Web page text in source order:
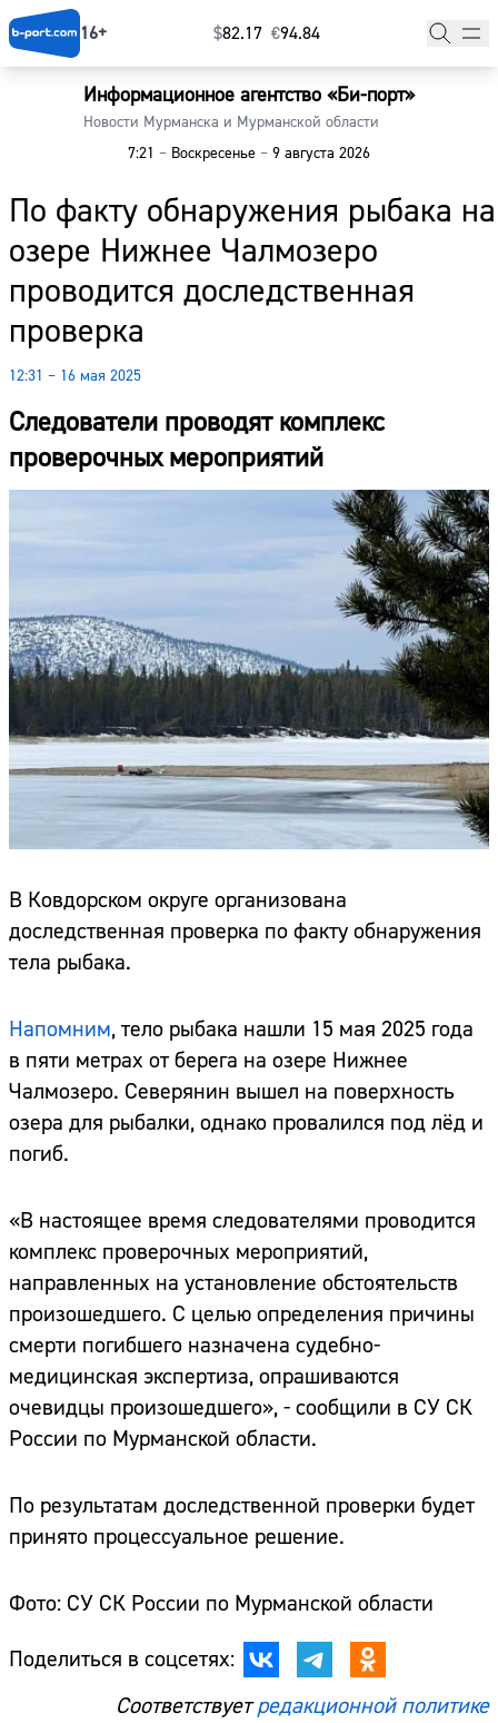
16+ $⁠82.17 €⁠94.84
Информационное агентство «Би-порт»
Новости Мурманска и Мурманской области
7:21 – Воскресенье – 9 августа 2026
По факту обнаружения рыбака на
озере Нижнее Чалмозеро
проводится доследственная
проверка
12:31 – 16 мая 2025
Следователи проводят комплекс
проверочных мероприятий
В Ковдорском округе организована
доследственная проверка по факту обнаружения
тела рыбака.
Напомним, тело рыбака нашли 15 мая 2025 года
в пяти метрах от берега на озере Нижнее
Чалмозеро. Северянин вышел на поверхность
озера для рыбалки, однако провалился под лёд и
погиб.
«В настоящее время следователями проводится
комплекс проверочных мероприятий,
направленных на установление обстоятельств
произошедшего. С целью определения причины
смерти погибшего назначена судебно-
медицинская экспертиза, опрашиваются
очевидцы произошедшего», - сообщили в СУ СК
России по Мурманской области.
По результатам доследственной проверки будет
принято процессуальное решение.
Фото: СУ СК России по Мурманской области
Поделиться в соцсетях:
Соответствуетредакционной политике
Главная
Наши гости
Фоторепортажи
Погода
Курсы валют